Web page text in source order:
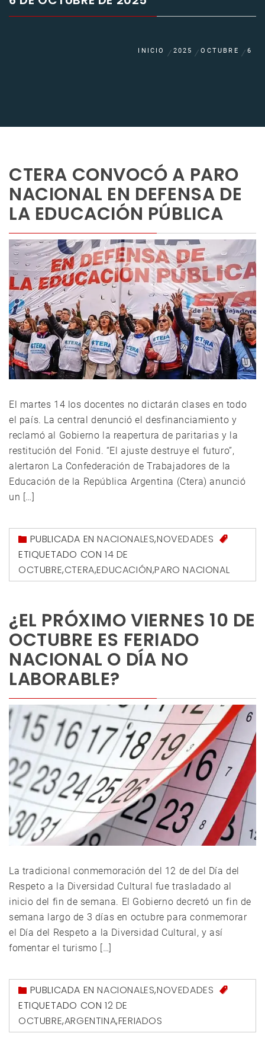
INICIO 2025 OCTUBRE 6
CTERA CONVOCÓ A PARO
NACIONAL EN DEFENSA DE
LA EDUCACIÓN PÚBLICA
El martes 14 los docentes no dictarán clases en todo
el país. La central denunció el desfinanciamiento y
reclamó al Gobierno la reapertura de paritarias y la
restitución del Fonid. “El ajuste destruye el futuro”,
alertaron La Confederación de Trabajadores de la
Educación de la República Argentina (Ctera) anunció
un […]
PUBLICADA ENNACIONALES,NOVEDADES
ETIQUETADO CON 14 DE
OCTUBRE,CTERA,EDUCACIÓN,PARO NACIONAL
¿EL PRÓXIMO VIERNES 10 DE
OCTUBRE ES FERIADO
NACIONAL O DÍA NO
LABORABLE?
La tradicional conmemoración del 12 de del Día del
Respeto a la Diversidad Cultural fue trasladado al
inicio del fin de semana. El Gobierno decretó un fin de
semana largo de 3 días en octubre para conmemorar
el Día del Respeto a la Diversidad Cultural, y así
fomentar el turismo […]
PUBLICADA ENNACIONALES,NOVEDADES
ETIQUETADO CON 12 DE
OCTUBRE,ARGENTINA,FERIADOS